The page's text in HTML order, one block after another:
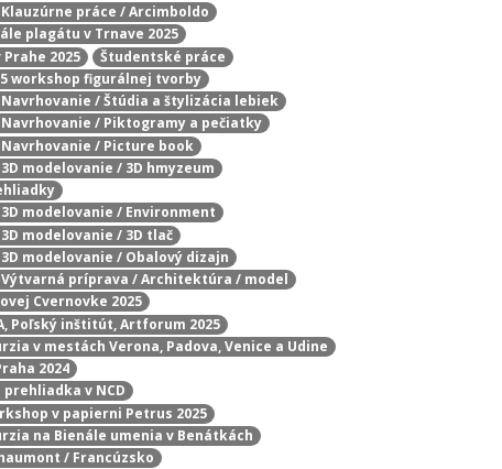
práce / Arcimboldo
plagátu v Trnave 2025
Prahe 2025
Študentské práce
workshop figurálnej tvorby
/ Štúdia a štylizácia lebiek
/ Piktogramy a pečiatky
/ Picture book
modelovanie / 3D hmyzeum
modelovanie / Environment
modelovanie / 3D tlač
modelovanie / Obalový dizajn
príprava / Architektúra / model
Cvernovke 2025
Poľský inštitút, Artforum 2025
v mestách Verona, Padova, Venice a Udine
2024
v NCD
v papierni Petrus 2025
na Bienále umenia v Benátkách
/ Francúzsko